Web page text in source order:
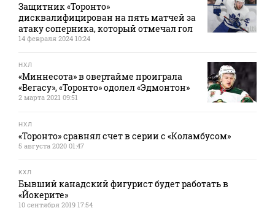
Защитник «Торонто»
дисквалифицирован на пять матчей за
атаку соперника, который отмечал гол
14 февраля 2024 10:24
НХЛ
«Миннесота» в овертайме проиграла
«Вегасу», «Торонто» одолел «Эдмонтон»
2 марта 2021 09:51
НХЛ
«Торонто» сравнял счет в серии с «Коламбусом»
5 августа 2020 01:47
КХЛ
Бывший канадский фигурист будет работать в
«Йокерите»
10 сентября 2019 17:54